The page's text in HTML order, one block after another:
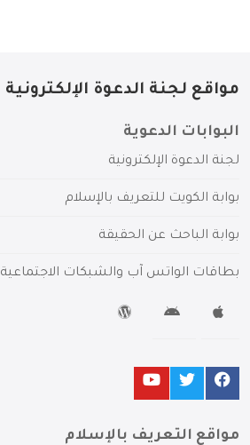
مواقع لجنة الدعوة الإلكترونية
البوابات الدعوية
لجنة الدعوة الإلكترونية
بوابة الكويت للتعريف بالإسلام
بوابة الباحث عن الحقيقة
بطاقات الواتس آب والشبكات الاجتماعية
مواقع التعريف بالإسلام